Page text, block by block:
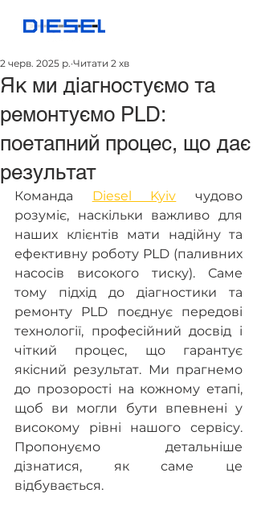
Як ми діагностуємо та
ремонтуємо PLD:
поетапний процес, що дає
результат
2 черв. 2025 р. Читати 2 хв
Команда Diesel Kyiv чудово
розуміє, наскільки важливо для
наших клієнтів мати надійну та
ефективну роботу PLD (паливних
насосів високого тиску). Саме
тому підхід до діагностики та
ремонту PLD поєднує передові
технології, професійний досвід і
чіткий процес, що гарантує
якісний результат. Ми прагнемо
до прозорості на кожному етапі,
щоб ви могли бути впевнені у
високому рівні нашого сервісу.
Пропонуємо детальніше
дізнатися, як саме це
відбувається.